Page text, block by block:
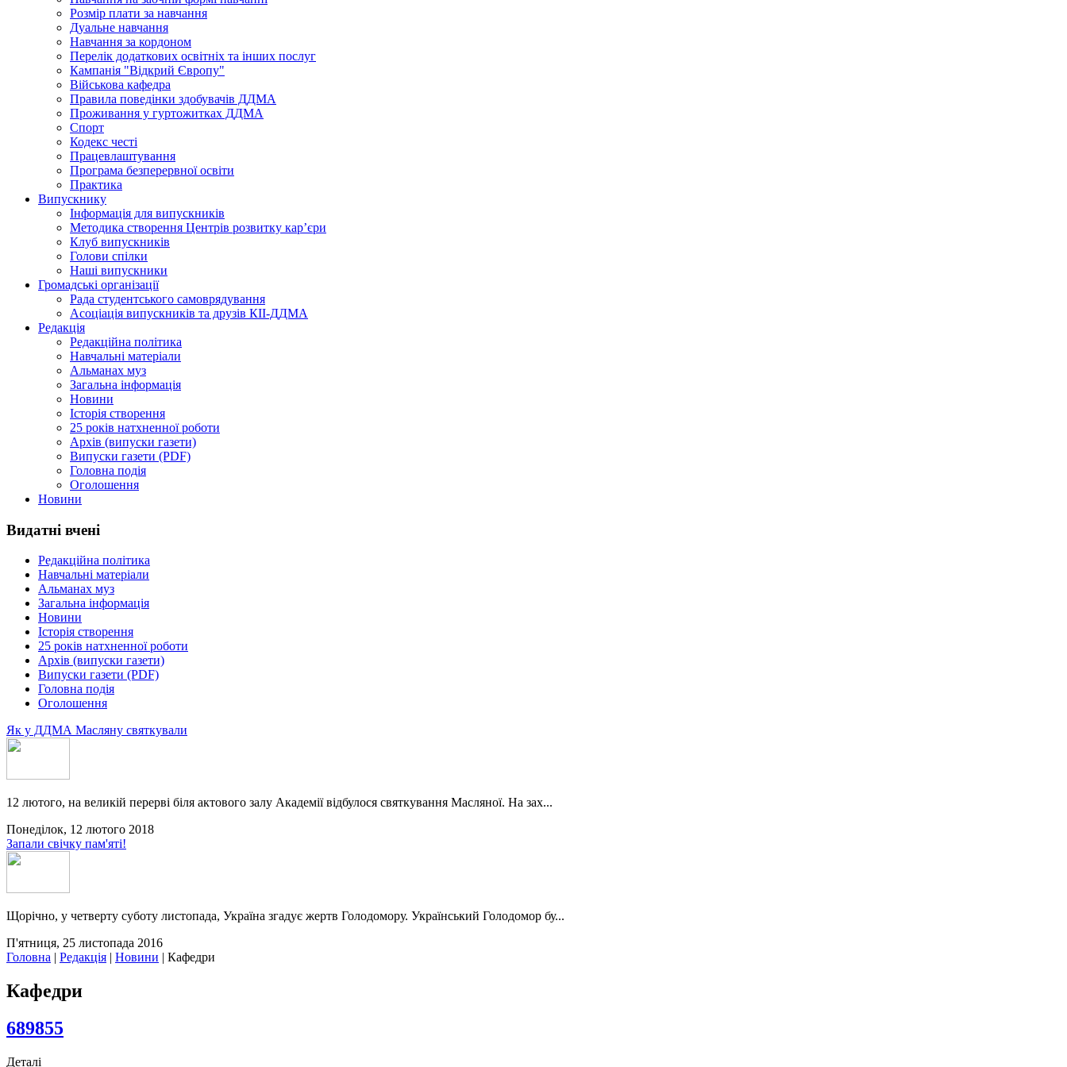
Розмір плати за навчання
Дуальне навчання
Навчання за кордоном
Перелік додаткових освітніх та інших послуг
Кампанія "Відкрий Європу"
Військова кафедра
Правила поведінки здобувачів ДДМА
Проживання у гуртожитках ДДМА
Спорт
Кодекс честі
Працевлаштування
Програма безперервної освіти
Практика
Випускнику
Інформація для випускників
Методика створення Центрів розвитку кар’єри
Клуб випускників
Голови спілки
Наші випускники
Громадські організації
Рада студентського самоврядування
Асоціація випускників та друзів КІІ-ДДМА
Редакція
Редакційна політика
Навчальні матеріали
Альманах муз
Загальна інформація
Новини
Історія створення
25 років натхненної роботи
Архів (випуски газети)
Випуски газети (PDF)
Головна подія
Оголошення
Новини
Видатні вчені
Редакційна політика
Навчальні матеріали
Альманах муз
Загальна інформація
Новини
Історія створення
25 років натхненної роботи
Архів (випуски газети)
Випуски газети (PDF)
Головна подія
Оголошення
Як у ДДМА Масляну святкували
12 лютого, на великій перерві біля актового залу Академії відбулося святкування Масляної. На зах...
Понеділок, 12 лютого 2018
Запали свічку пам'яті!
Щорічно, у четверту суботу листопада, Україна згадує жертв Голодомору. Український Голодомор бу...
П'ятниця, 25 листопада 2016
Головна | Редакція | Новини | Кафедри
Кафедри
689855
Деталі